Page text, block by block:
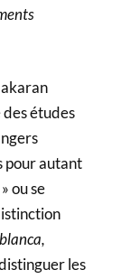
études
pour autant
ou se
les